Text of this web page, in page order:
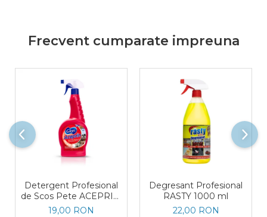
Frecvent cumparate impreuna
Detergent Profesional
de Scos Pete ACEPRIN,
750 ml
19,00 RON
Degresant Profesional
RASTY 1000 ml
22,00 RON